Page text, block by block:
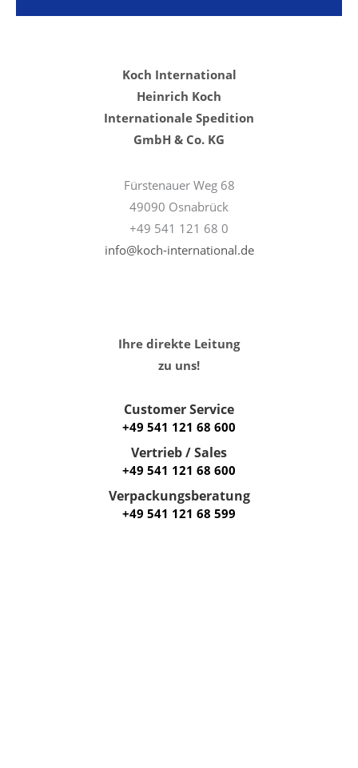
Koch International
Heinrich Koch
Internationale Spedition
GmbH & Co. KG
Fürstenauer Weg 68
49090 Osnabrück
+49 541 121 68 0
info@koch-international.de
Ihre direkte Leitung
zu uns!
Customer Service
+49 541 121 68 600
Vertrieb / Sales
+49 541 121 68 600
Verpackungsberatung
+49 541 121 68 599